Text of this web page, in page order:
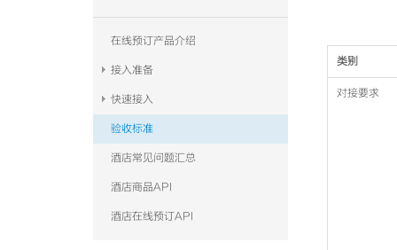
在线预订产品介绍
接入准备
快速接入
验收标准
酒店常见问题汇总
酒店商品API
酒店在线预订API
类别
对接要求